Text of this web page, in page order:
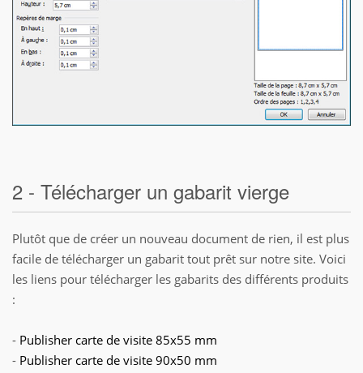
2 - Télécharger un gabarit vierge
Plutôt que de créer un nouveau document de rien, il est plus
facile de télécharger un gabarit tout prêt sur notre site. Voici
les liens pour télécharger les gabarits des différents produits
:
- Publisher carte de visite 85x55 mm
- Publisher carte de visite 90x50 mm